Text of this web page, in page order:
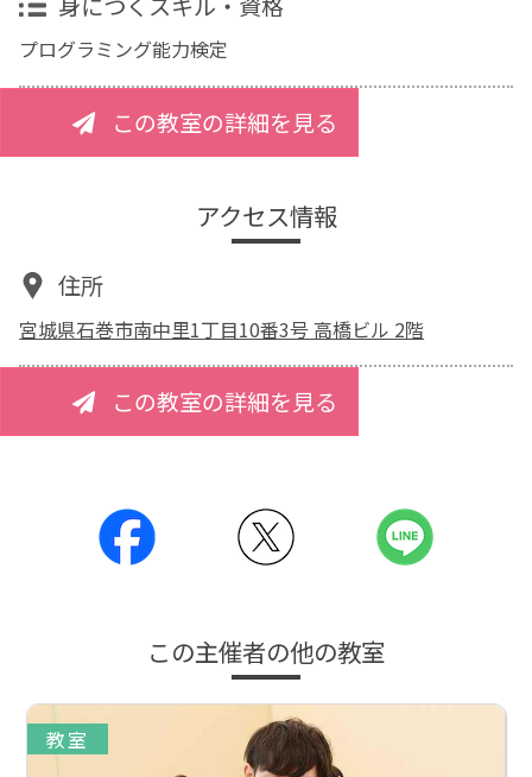
プログラミング能力検定
この教室の詳細を見る
アクセス情報
住所
宮城県石巻市南中里1丁目10番3号 高橋ビル 2階
この教室の詳細を見る
この主催者の他の教室
教室